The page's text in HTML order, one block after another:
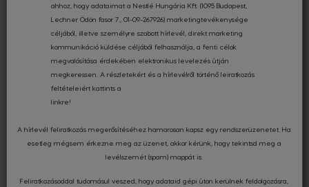
ahhoz, hogy adataimat a Nestlé Hungária Kft. (1095 Budapest,
Lechner Ödön fasor 7., 01-09-267926) marketingtevékenysége
céljából, illetve személyre szabott hírlevél, direkt marketing
kommunikáció küldése céljából felhasználja, a fenti célok
megvalósítása érdekében elektronikus levelezés útján
megkeressen. A részletekért és a hírlevélről történő leiratkozás
feltételeiért kattints a
linkre!
A hírlevél feliratkozás megerősítéséhez hamarosan kapsz egy rendszerüzenetet. Ha
esetleg mégsem érkezne meg az üzenet, akkor kérünk, hogy tekintsd meg a
levélszemét (spam) mappát is.
Feliratkozásoddal tudomásul veszed, hogy adataid gépi úton kerülnek feldolgozásra,
INGYENES SZÁLLÍTÁS17 000 FT FELETT
KÜLÖNLEGES AJÁNLATOK
KÁRTYÁS FIZETÉS